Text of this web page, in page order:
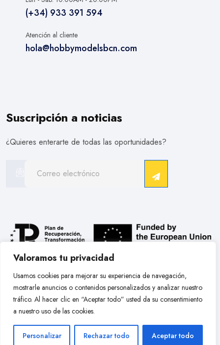
Valoramos tu privacidad
Usamos cookies para mejorar su experiencia de navegación,
mostrarle anuncios o contenidos personalizados y analizar nuestro
tráfico. Al hacer clic en “Aceptar todo” usted da su consentimiento
a nuestro uso de las cookies.
Personalizar Rechazar todo Aceptar todo
(+34) 933 391 594
Atención al cliente
hola@hobbymodelsbcn.com
Suscripción a noticias
¿Quieres enterarte de todas las oportunidades?
Copyright © 2026 Hobby Models Bcn. Todos Los Derechos
Reservados.